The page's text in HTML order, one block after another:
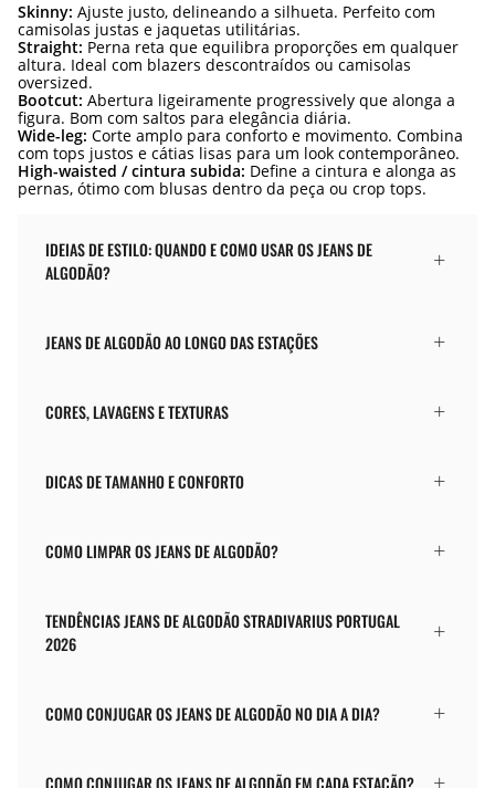
Skinny: Ajuste justo, delineando a silhueta. Perfeito com
camisolas justas e jaquetas utilitárias.
Straight: Perna reta que equilibra proporções em qualquer
altura. Ideal com blazers descontraídos ou camisolas
oversized.
Bootcut: Abertura ligeiramente progressively que alonga a
figura. Bom com saltos para elegância diária.
Wide-leg: Corte amplo para conforto e movimento. Combina
com tops justos e cátias lisas para um look contemporâneo.
High-waisted / cintura subida: Define a cintura e alonga as
pernas, ótimo com blusas dentro da peça ou crop tops.
IDEIAS DE ESTILO: QUANDO E COMO USAR OS JEANS DE
ALGODÃO?
JEANS DE ALGODÃO AO LONGO DAS ESTAÇÕES
CORES, LAVAGENS E TEXTURAS
DICAS DE TAMANHO E CONFORTO
COMO LIMPAR OS JEANS DE ALGODÃO?
TENDÊNCIAS JEANS DE ALGODÃO STRADIVARIUS PORTUGAL
2026
COMO CONJUGAR OS JEANS DE ALGODÃO NO DIA A DIA?
COMO CONJUGAR OS JEANS DE ALGODÃO EM CADA ESTAÇÃO?